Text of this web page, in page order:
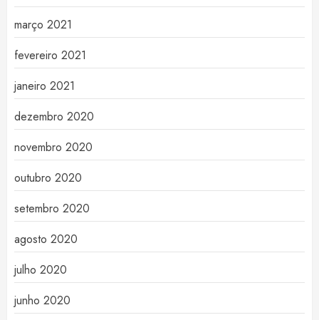
março 2021
fevereiro 2021
janeiro 2021
dezembro 2020
novembro 2020
outubro 2020
setembro 2020
agosto 2020
julho 2020
junho 2020